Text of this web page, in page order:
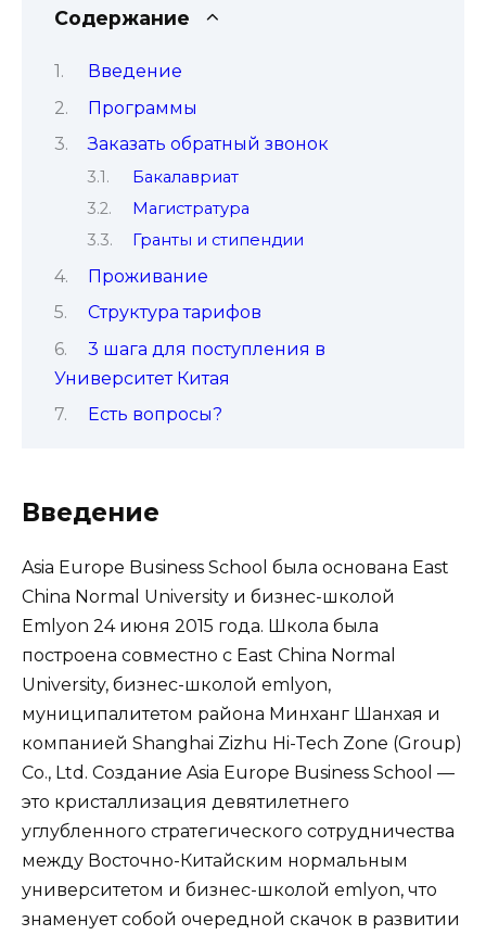
Содержание
Введение
Программы
Заказать обратный звонок
Бакалавриат
Магистратура
Гранты и стипендии
Проживание
Структура тарифов
3 шага для поступления в
Университет Китая
Есть вопросы?
Введение
Asia Europe Business School была основана East
China Normal University и бизнес-школой
Emlyon 24 июня 2015 года. Школа была
построена совместно с East China Normal
University, бизнес-школой emlyon,
муниципалитетом района Минханг Шанхая и
компанией Shanghai Zizhu Hi-Tech Zone (Group)
Co., Ltd. Создание Asia Europe Business School —
это кристаллизация девятилетнего
углубленного стратегического сотрудничества
между Восточно-Китайским нормальным
университетом и бизнес-школой emlyon, что
знаменует собой очередной скачок в развитии